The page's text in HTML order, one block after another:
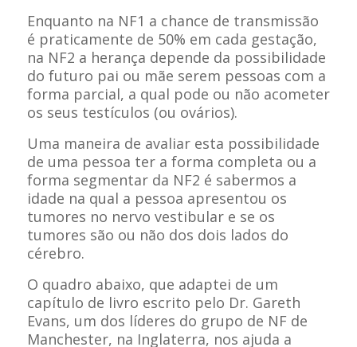
Enquanto na NF1 a chance de transmissão
é praticamente de 50% em cada gestação,
na NF2 a herança depende da possibilidade
do futuro pai ou mãe serem pessoas com a
forma parcial, a qual pode ou não acometer
os seus testículos (ou ovários).
Uma maneira de avaliar esta possibilidade
de uma pessoa ter a forma completa ou a
forma segmentar da NF2 é sabermos a
idade na qual a pessoa apresentou os
tumores no nervo vestibular e se os
tumores são ou não dos dois lados do
cérebro.
O quadro abaixo, que adaptei de um
capítulo de livro escrito pelo Dr. Gareth
Evans, um dos líderes do grupo de NF de
Manchester, na Inglaterra, nos ajuda a